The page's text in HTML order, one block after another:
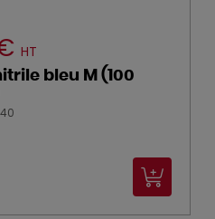
HT
bleu M (100